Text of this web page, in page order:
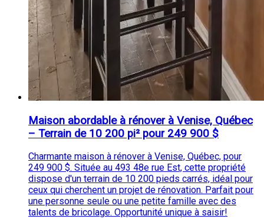
Maison abordable à rénover à Venise, Québec
– Terrain de 10 200 pi² pour 249 900 $
Charmante maison à rénover à Venise, Québec, pour
249 900 $. Située au 493 48e rue Est, cette propriété
dispose d'un terrain de 10 200 pieds carrés, idéal pour
ceux qui cherchent un projet de rénovation. Parfait pour
une personne seule ou une petite famille avec des
talents de bricolage. Opportunité unique à saisir!